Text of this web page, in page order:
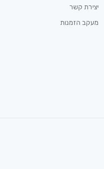
יצירת קשר
מעקב הזמנות